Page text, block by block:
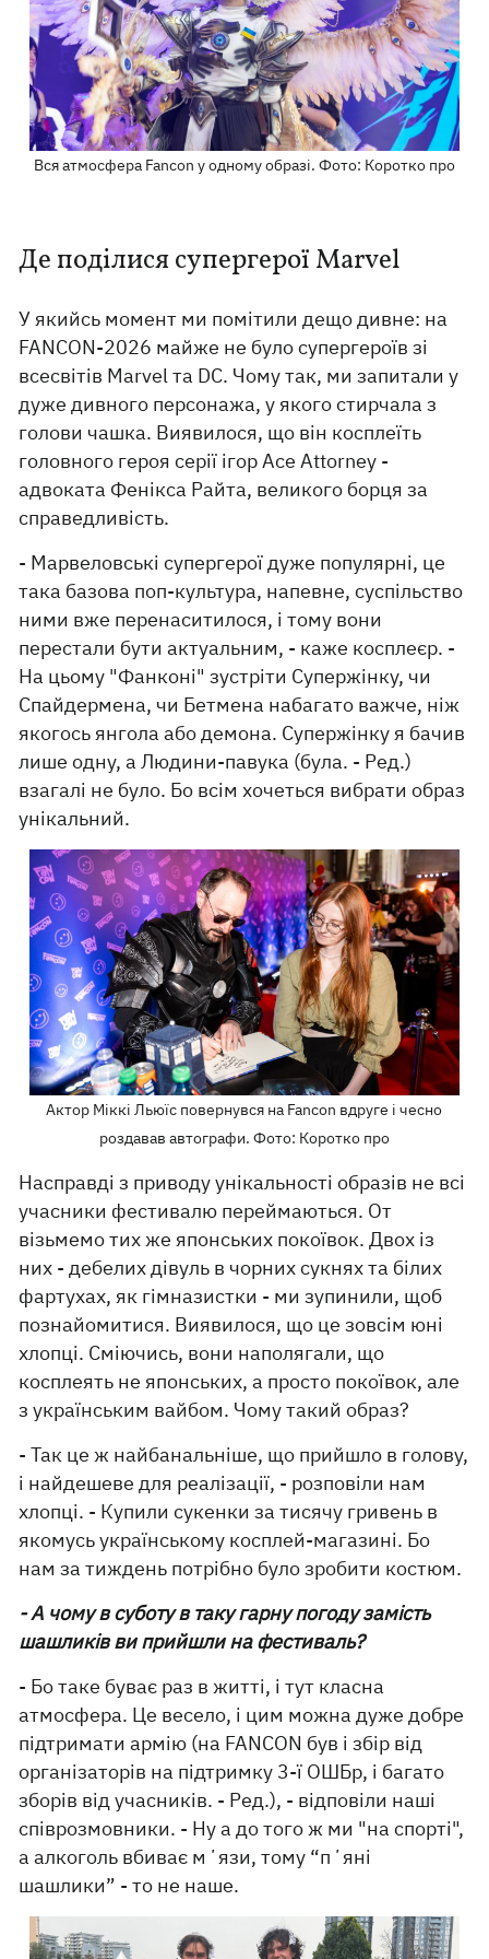
Вся атмосфера Fancon у одному образі. Фото: Коротко про
Де поділися супергерої Marvel
У якийсь момент ми помітили дещо дивне: на
FANCON-2026 майже не було супергероїв зі
всесвітів Marvel та DC. Чому так, ми запитали у
дуже дивного персонажа, у якого стирчала з
голови чашка. Виявилося, що він косплеїть
головного героя серії ігор Ace Attorney -
адвоката Фенікса Райта, великого борця за
справедливість.
- Марвеловські супергерої дуже популярні, це
така базова поп-культура, напевне, суспільство
ними вже перенаситилося, і тому вони
перестали бути актуальним, - каже косплеєр. -
На цьому "Фанконі" зустріти Супержінку, чи
Спайдермена, чи Бетмена набагато важче, ніж
якогось янгола або демона. Супержінку я бачив
лише одну, а Людини-павука (була. - Ред.)
взагалі не було. Бо всім хочеться вибрати образ
унікальний.
Актор Міккі Льюїс повернувся на Fancon вдруге і чесно
роздавав автографи. Фото: Коротко про
Насправді з приводу унікальності образів не всі
учасники фестивалю переймаються. От
візьмемо тих же японських покоївок. Двох із
них - дебелих дівуль в чорних сукнях та білих
фартухах, як гімназистки - ми зупинили, щоб
познайомитися. Виявилося, що це зовсім юні
хлопці. Сміючись, вони наполягали, що
косплеять не японських, а просто покоївок, але
з українським вайбом. Чому такий образ?
- Так це ж найбанальніше, що прийшло в голову,
і найдешеве для реалізації, - розповіли нам
хлопці. - Купили сукенки за тисячу гривень в
якомусь українському косплей-магазині. Бо
нам за тиждень потрібно було зробити костюм.
- А чому в суботу в таку гарну погоду замість
шашликів ви прийшли на фестиваль?
- Бо таке буває раз в житті, і тут класна
атмосфера. Це весело, і цим можна дуже добре
підтримати армію (на FANCON був і збір від
організаторів на підтримку 3-ї ОШБр, і багато
зборів від учасників. - Ред.), - відповіли наші
співрозмовники. - Ну а до того ж ми "на спорті",
а алкоголь вбиває мʼязи, тому “пʼяні
шашлики” - то не наше.